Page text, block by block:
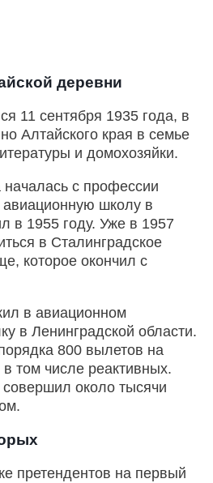
деревни
11 сентября 1935 года, в
Алтайского края в семье
и домохозяйки.
началась с профессии
авиационную школу в
в 1955 году. Уже в 1957
в Сталинградское
которое окончил с
в авиационном
в Ленинградской области.
800 вылетов на
том числе реактивных.
около тысячи
претендентов на первый